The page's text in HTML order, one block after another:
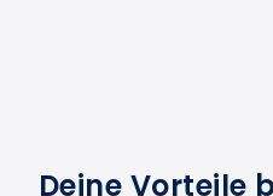
Deine Vorteile